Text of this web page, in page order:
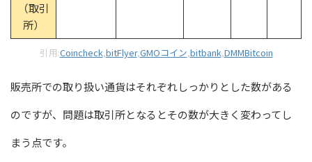
（取引
所）
引用:Coincheck,bitFlyer,GMOコイン,bitbank,DMMBitcoin
販売所での取り扱い通貨はそれぞれしっかりとした数がある
のですが、問題は取引所となるとその数が大きく変わってし
まう点です。